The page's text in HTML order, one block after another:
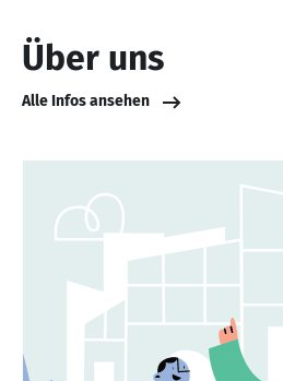
Über uns
Alle Infos ansehen